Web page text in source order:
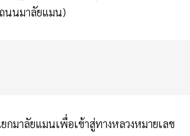
นนมาลัยแมน)
มาลัยแมนเพื่อเข้าสู่ทางหลวงหมายเลข